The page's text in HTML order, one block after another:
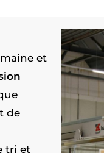
et
de
tri et